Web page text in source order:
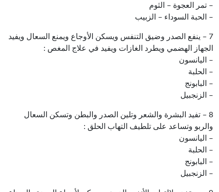
– تمر العجوة – الثوم
– الحبة السوداء – الزبيب
7 – ينفع الصدر وضيق التنفس ويسكن الأوجاع ويمنع السعال ويفيد
الجهاز الهضمي ويطرد الغازات ويفيد في علاج المغص :
– اليانسون
– الحلبة
– البابونج
– الزنجبيل
8 – تفيد البشرة والشعر وتلين الصدر والبطن وتسكن السعال
والربو وتساعد على تلطيف التهاب الحلق :
– اليانسون
– الحلبة
– البابونج
– الزنجبيل